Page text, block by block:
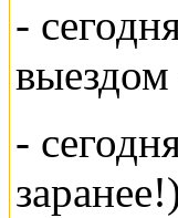
-
выездом
-